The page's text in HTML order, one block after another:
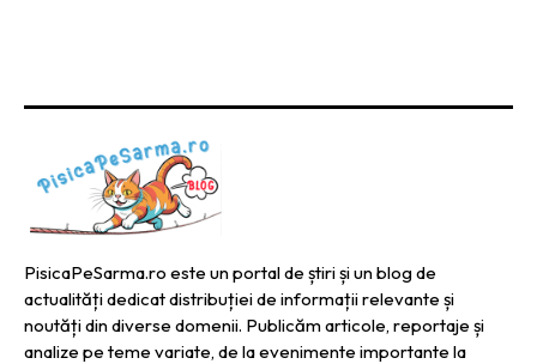
PisicaPeSarma.ro este un portal de știri și un blog de
actualități dedicat distribuției de informații relevante și
noutăți din diverse domenii. Publicăm articole, reportaje și
analize pe teme variate, de la evenimente importante la